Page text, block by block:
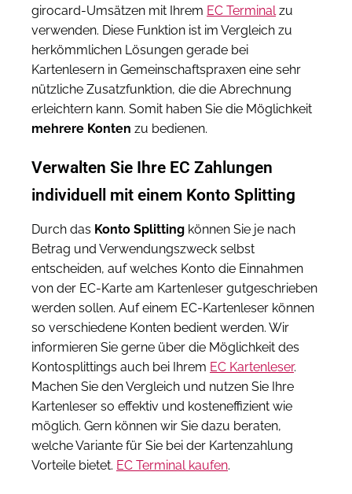
girocard-Umsätzen mit Ihrem EC Terminalzu
verwenden. Diese Funktion ist im Vergleich zu
herkömmlichen Lösungen gerade bei
Kartenlesern in Gemeinschaftspraxen eine sehr
nützliche Zusatzfunktion, die die Abrechnung
erleichtern kann. Somit haben Sie die Möglichkeit
mehrere Konten zu bedienen.
Verwalten Sie Ihre EC Zahlungen
individuell mit einem Konto Splitting
Durch das Konto Splitting können Sie je nach
Betrag und Verwendungszweck selbst
entscheiden, auf welches Konto die Einnahmen
von der EC-Karte am Kartenleser gutgeschrieben
werden sollen. Auf einem EC-Kartenleser können
so verschiedene Konten bedient werden. Wir
informieren Sie gerne über die Möglichkeit des
Kontosplittings auch bei Ihrem EC Kartenleser.
Machen Sie den Vergleich und nutzen Sie Ihre
Kartenleser so effektiv und kosteneffizient wie
möglich. Gern können wir Sie dazu beraten,
welche Variante für Sie bei der Kartenzahlung
Vorteile bietet. EC Terminal kaufen.